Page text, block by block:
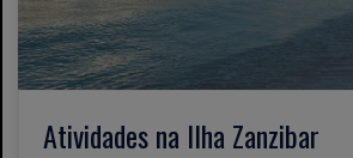
Atividades na Ilha Zanzibar